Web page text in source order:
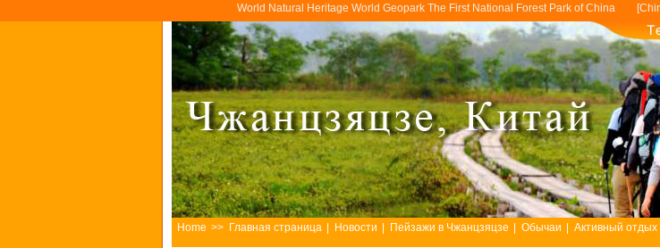
World Natural Heritage World Geopark The First National Forest Park of China [
Home >> Главная страница Новости Пейзажи в Чжанцзяцзе Обычаи Активный отдых